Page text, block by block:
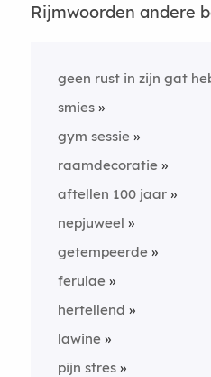
Rijmwoorden andere
geen rust in zijn gat
smies
gym sessie
raamdecoratie
aftellen 100 jaar
nepjuweel
getempeerde
ferulae
hertellend
lawine
pijn stres